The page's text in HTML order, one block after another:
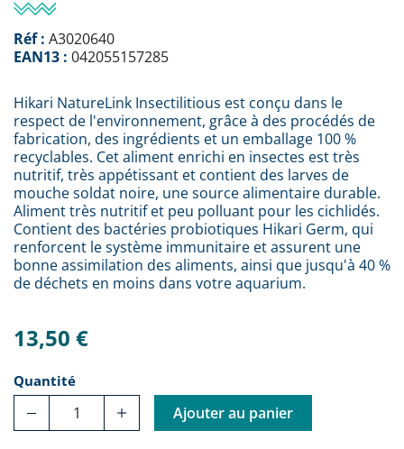
Réf : A3020640
EAN13 : 042055157285
Hikari NatureLink Insectilitious est conçu dans le
respect de l'environnement, grâce à des procédés de
fabrication, des ingrédients et un emballage 100 %
recyclables. Cet aliment enrichi en insectes est très
nutritif, très appétissant et contient des larves de
mouche soldat noire, une source alimentaire durable.
Aliment très nutritif et peu polluant pour les cichlidés.
Contient des bactéries probiotiques Hikari Germ, qui
renforcent le système immunitaire et assurent une
bonne assimilation des aliments, ainsi que jusqu'à 40 %
de déchets en moins dans votre aquarium.
13,50 €
Quantité
Ajouter au panier